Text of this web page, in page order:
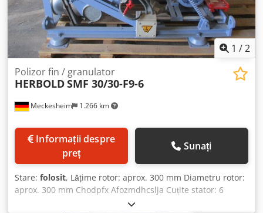
1 /2
Meckesheim 1.266 km
Polizor fin / granulator
HERBOLDSMF 30/30-F9-6
preț
Sunați
Stare: folosit, Lățime rotor: aprox. 300 mm Diametru rotor:
aprox. 300 mm Chodpfx Afozmdhcslja Cuțite stator: 6